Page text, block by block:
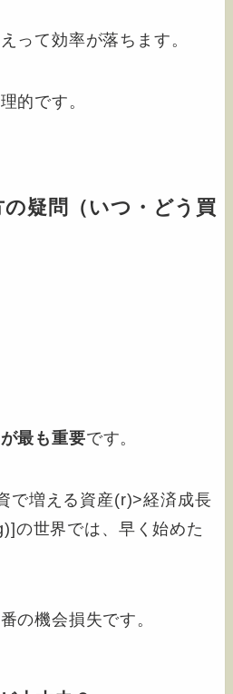
って効率が落ちます。
的です。
疑問（いつ・どう買
が最も重要です。
で増える資産(r)>経済成長
の世界では、早く始めた
の機会損失です。